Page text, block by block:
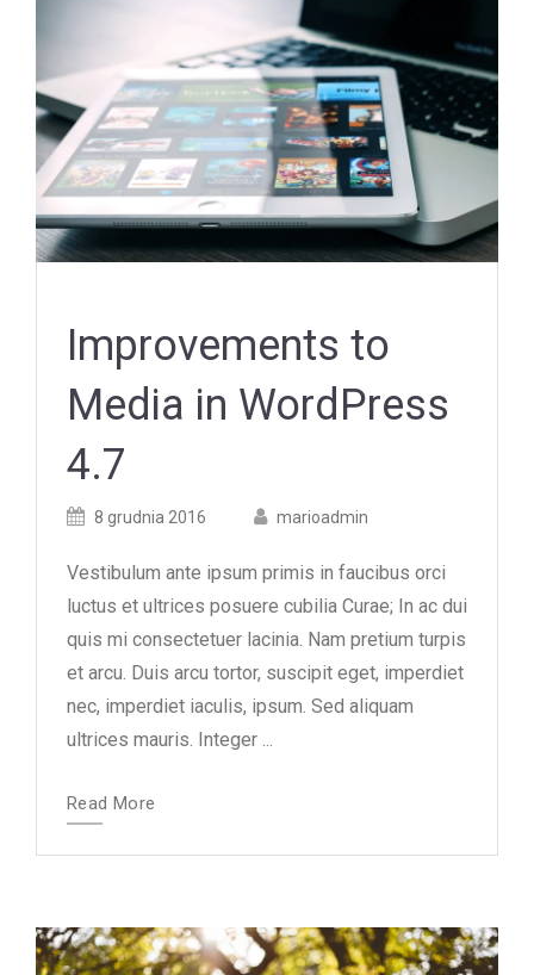
Improvements to
Media in WordPress
4.7
Posted8 grudnia 2016
Posted
marioadmin
Vestibulum ante ipsum primis in faucibus orci
luctus et ultrices posuere cubilia Curae; In ac dui
quis mi consectetuer lacinia. Nam pretium turpis
et arcu. Duis arcu tortor, suscipit eget, imperdiet
nec, imperdiet iaculis, ipsum. Sed aliquam
ultrices mauris. Integer ...
Read More